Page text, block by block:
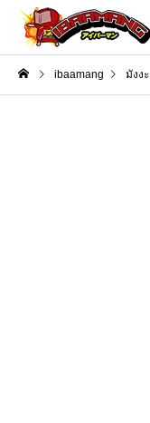
ibaamang มังงะ